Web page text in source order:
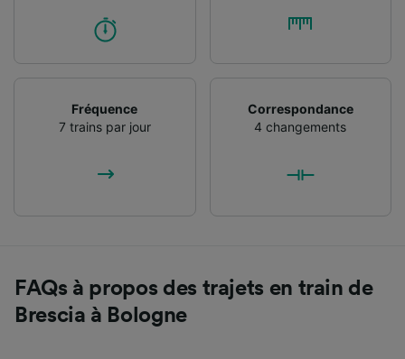
Fréquence
7 trains par jour
Correspondance
4 changements
FAQs à propos des trajets en train de
Brescia à Bologne